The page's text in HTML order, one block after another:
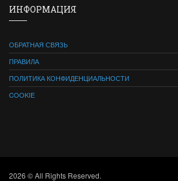
ИНФОРМАЦИЯ
ОБРАТНАЯ СВЯЗЬ
ПРАВИЛА
ПОЛИТИКА КОНФИДЕНЦИАЛЬНОСТИ
COOKIE
2026 © All Rights Reserved.